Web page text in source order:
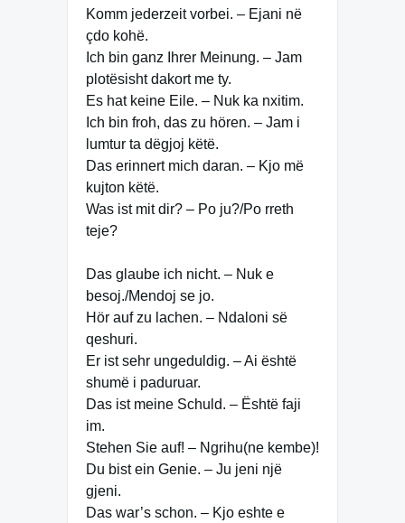
Komm jederzeit vorbei. – Ejani në
çdo kohë.
Ich bin ganz Ihrer Meinung. – Jam
plotësisht dakort me ty.
Es hat keine Eile. – Nuk ka nxitim.
Ich bin froh, das zu hören. – Jam i
lumtur ta dëgjoj këtë.
Das erinnert mich daran. – Kjo më
kujton këtë.
Was ist mit dir? – Po ju?/Po rreth
teje?
Das glaube ich nicht. – Nuk e
besoj./Mendoj se jo.
Hör auf zu lachen. – Ndaloni së
qeshuri.
Er ist sehr ungeduldig. – Ai është
shumë i paduruar.
Das ist meine Schuld. – Është faji
im.
Stehen Sie auf! – Ngrihu(ne kembe)!
Du bist ein Genie. – Ju jeni një
gjeni.
Das war’s schon. – Kjo eshte e